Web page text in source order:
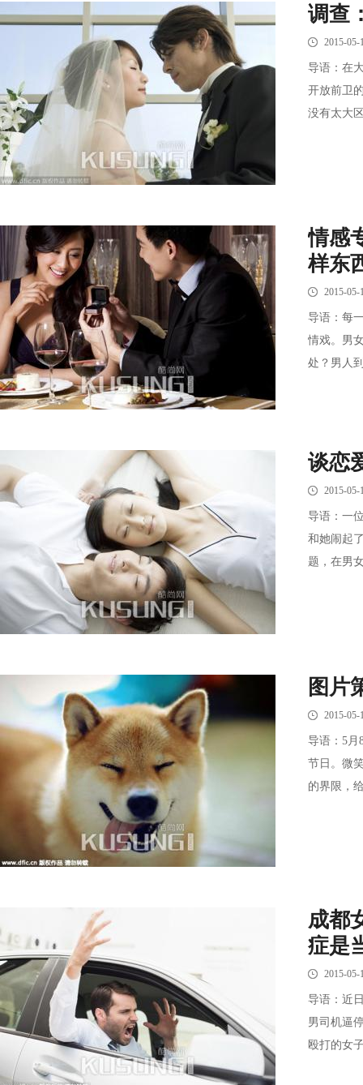
调查
2015-05-
导语：在
开放前卫
没有太大
情感
样东
2015-05-
导语：每
情戏。男
处？男人
谈恋
2015-05-
导语：一
和她闹起
题，在男
图片
2015-05-
导语：5月
节日。微
的界限，
成都
症是
2015-05-
导语：近
男司机逼
殴打的女